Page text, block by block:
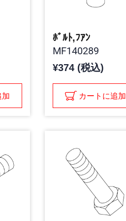
加
ﾎﾞﾙﾄ,ﾌｱﾝ
MF140289
¥374 (税込)
カートに追加